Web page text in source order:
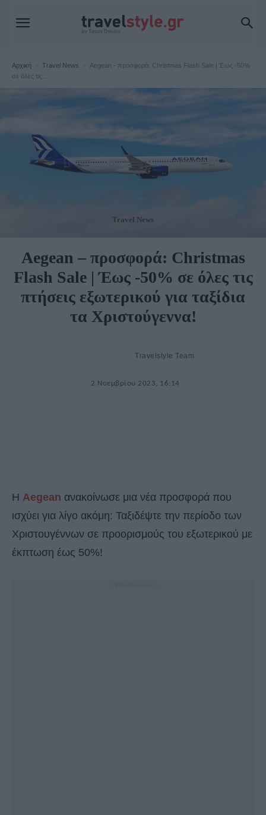
Αρχική Travel News
Aegean - προσφορά: Christmas Flash Sale | Έως -50%
σε όλες τις...
Travel News
Aegean – προσφορά: Christmas
Flash Sale | Έως -50% σε όλες τις
πτήσεις εξωτερικού για ταξίδια
τα Χριστούγεννα!
Travelstyle Team
2 Νοεμβρίου 2023, 16:14
H Aegean ανακοίνωσε μια νέα προσφορά που
ισχύει για λίγο ακόμη: Ταξιδέψτε την περίοδο των
Χριστουγέννων σε προορισμούς του εξωτερικoύ με
έκπτωση έως 50%!